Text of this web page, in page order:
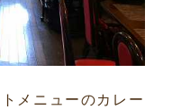
メニューのカレー